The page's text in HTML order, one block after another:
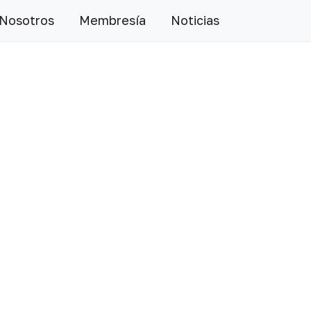
Membresía Noticias